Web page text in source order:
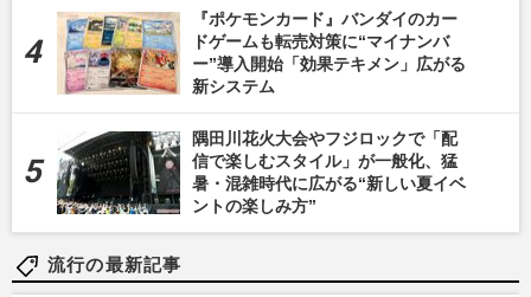
『ポケモンカード』バンダイのカー
ドゲームも転売対策に“マイナンバ
ー”導入開始「効果テキメン」広がる
新システム
隅田川花火大会やフジロックで「配
信で楽しむスタイル」が一般化、猛
暑・混雑時代に広がる“新しい夏イベ
ントの楽しみ方”
流行の最新記事